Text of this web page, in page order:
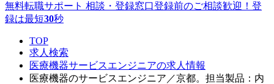
無料転職サポート 相談・登録窓口登録前のご相談歓迎！登
録は最短30秒
TOP
求人検索
医療機器サービスエンジニアの求人情報
医療機器のサービスエンジニア／京都。担当製品：内